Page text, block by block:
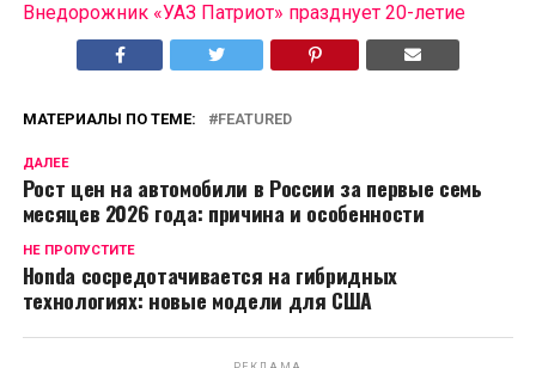
Внедорожник «УАЗ Патриот» празднует 20-летие
МАТЕРИАЛЫ ПО ТЕМЕ: FEATURED
ДАЛЕЕ
Рост цен на автомобили в России за первые семь
месяцев 2026 года: причина и особенности
НЕ ПРОПУСТИТЕ
Honda сосредотачивается на гибридных
технологиях: новые модели для США